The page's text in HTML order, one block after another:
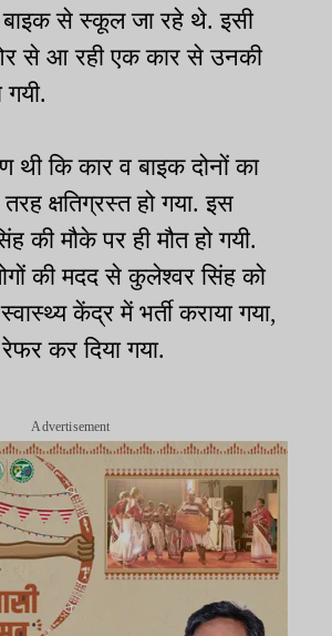
से स्‍कूल जा रहे थे. इसी
ओर से आ रही एक कार से उनकी
थी कि कार व बाइक दोनों का
क्षतिग्रस्‍त हो गया. इस
की मौके पर ही मौत हो गयी.
की मदद से कुलेश्‍वर सिंह को
केंद्र में भर्ती कराया गया,
कर दिया गया.
Advertisement